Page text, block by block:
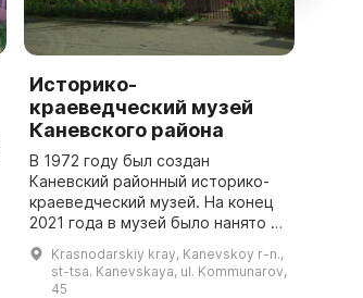
Историко-
краеведческий музей
Каневского района
В 1972 году был создан
Каневский районный историко-
краеведческий музей. На конец
2021 года в музей было нанято 16
сотрудников, из которых 8
работают на постоянной основе,
из них 7 имеют высшее образов
Krasnodarskiy kray, Kanevskoy r-n.,
st-tsa. Kanevskaya, ul. Kommunarov,
45